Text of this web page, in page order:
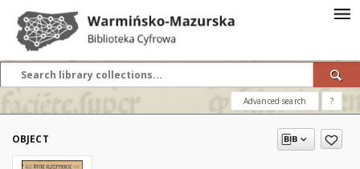
Advanced search ?
OBJECT